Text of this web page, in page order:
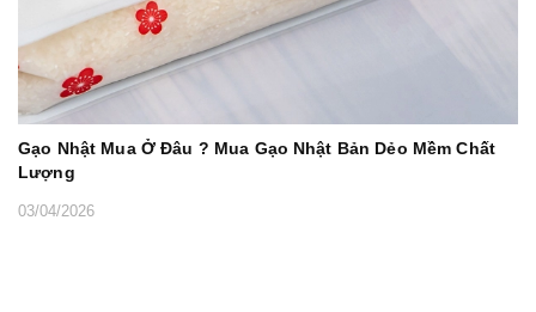
Gạo Nhật Mua Ở Đâu ? Mua Gạo Nhật Bản Dẻo Mềm Chất
Lượng
03/04/2026